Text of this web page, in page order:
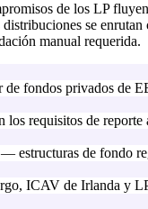
de los LP
se
manual requerida.
fondos privados de
requisitos de
estructuras de fondo
ICAV de Irlanda y